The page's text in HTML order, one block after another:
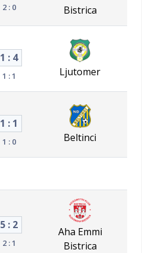
2 : 0
Bistrica
1 : 4
1 : 1 Ljutomer
1 : 1
1 : 0 Beltinci
5 : 2
2 : 1
Aha Emmi
Bistrica